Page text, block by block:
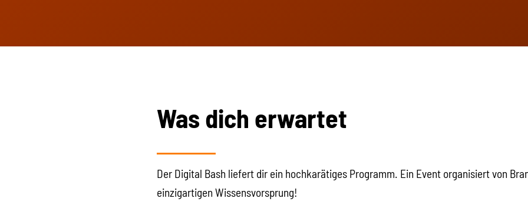
Was dich erwartet
Der Digital Bash liefert dir ein hochkarätiges Programm. Ein Event organisiert von
einzigartigen Wissensvorsprung!